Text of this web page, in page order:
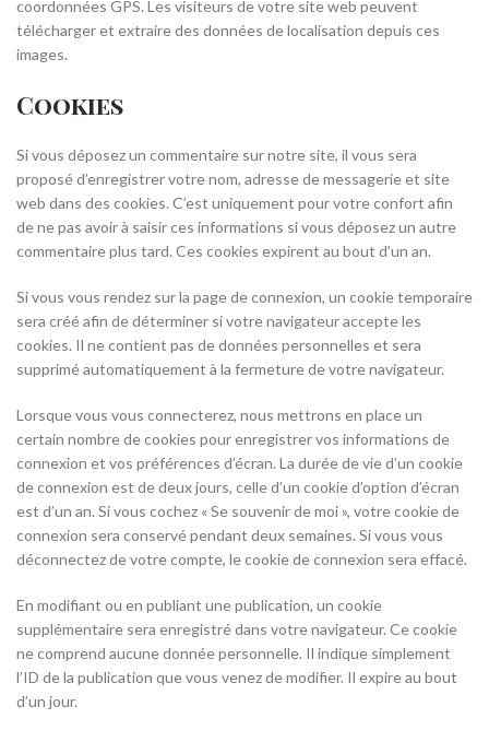
coordonnées GPS. Les visiteurs de votre site web peuvent
télécharger et extraire des données de localisation depuis ces
images.
Cookies
Si vous déposez un commentaire sur notre site, il vous sera
proposé d’enregistrer votre nom, adresse de messagerie et site
web dans des cookies. C’est uniquement pour votre confort afin
de ne pas avoir à saisir ces informations si vous déposez un autre
commentaire plus tard. Ces cookies expirent au bout d’un an.
Si vous vous rendez sur la page de connexion, un cookie temporaire
sera créé afin de déterminer si votre navigateur accepte les
cookies. Il ne contient pas de données personnelles et sera
supprimé automatiquement à la fermeture de votre navigateur.
Lorsque vous vous connecterez, nous mettrons en place un
certain nombre de cookies pour enregistrer vos informations de
connexion et vos préférences d’écran. La durée de vie d’un cookie
de connexion est de deux jours, celle d’un cookie d’option d’écran
est d’un an. Si vous cochez « Se souvenir de moi », votre cookie de
connexion sera conservé pendant deux semaines. Si vous vous
déconnectez de votre compte, le cookie de connexion sera effacé.
En modifiant ou en publiant une publication, un cookie
supplémentaire sera enregistré dans votre navigateur. Ce cookie
ne comprend aucune donnée personnelle. Il indique simplement
l’ID de la publication que vous venez de modifier. Il expire au bout
d’un jour.